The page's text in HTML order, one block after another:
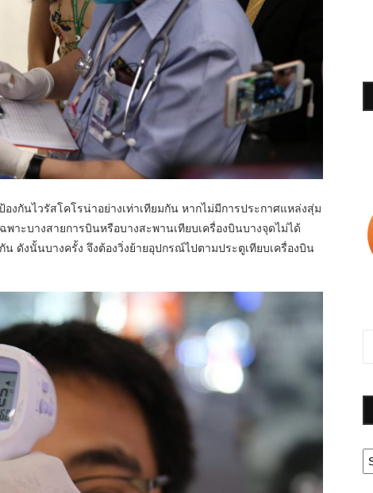
กันไวรัสโคโรน่าอย่างเท่าเทียมกัน หากไม่มีการประกาศแหล่งสุ่ม
าะบางสายการบินหรือบางสะพานเทียบเครื่องบินบางจุดไม่ได้
ดังนั้นบางครั้ง จึงต้องวิ่งย้ายอุปกรณ์ไปตามประตูเทียบเครื่องบิน